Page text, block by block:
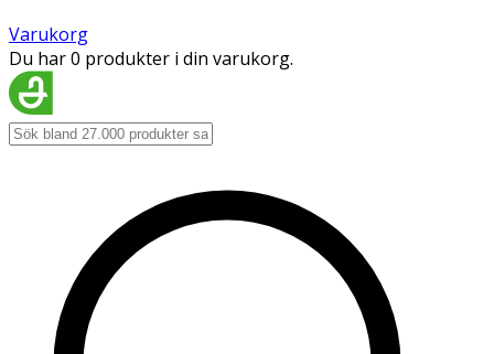
Varukorg
Du har 0 produkter i din varukorg.